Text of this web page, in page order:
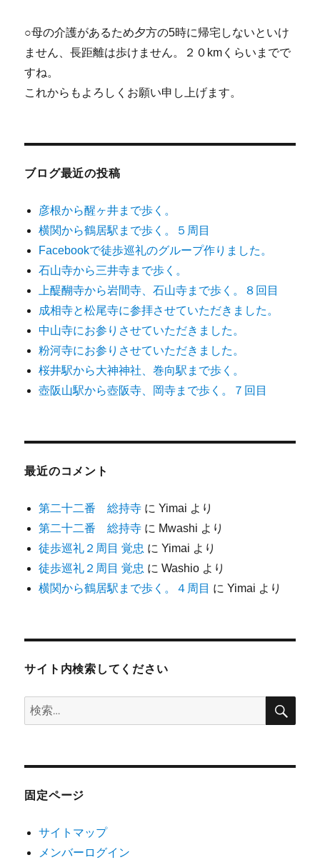
○母の介護があるため夕方の5時に帰宅しないといけ
ません、長距離は歩けません。２０kmくらいまでで
すね。
これからもよろしくお願い申し上げます。
ブログ最近の投稿
彦根から醒ヶ井まで歩く。
横関から鶴居駅まで歩く。５周目
Facebookで徒歩巡礼のグループ作りました。
石山寺から三井寺まで歩く。
上醍醐寺から岩間寺、石山寺まで歩く。８回目
成相寺と松尾寺に参拝させていただきました。
中山寺にお参りさせていただきました。
粉河寺にお参りさせていただきました。
桜井駅から大神神社、巻向駅まで歩く。
壺阪山駅から壺阪寺、岡寺まで歩く。７回目
最近のコメント
第二十二番 総持寺 にYimai より
第二十二番 総持寺 に Mwashi より
徒歩巡礼２周目 覚忠 にYimai より
徒歩巡礼２周目 覚忠 にWashio より
横関から鶴居駅まで歩く。４周目 にYimai より
サイト内検索してください
検
索:
検
固定ページ
サイトマップ
メンバーログイン